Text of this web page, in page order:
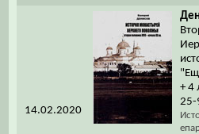
14.02.2020
+ 4
25-